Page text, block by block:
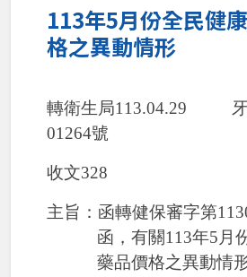
113年5月份全民健
格之異動情形
轉衛生局113.04.29 牙
01264號
收文328
主旨：函轉健保審字第
函，有關113年5月
藥品價格之異動情